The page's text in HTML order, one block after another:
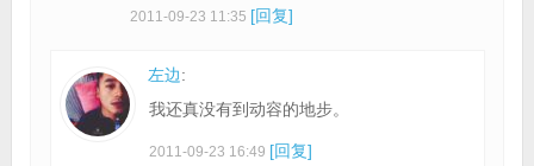
2011-09-23 11:35 [回复]
左边:
我还真没有到动容的地步。
2011-09-23 16:49 [回复]